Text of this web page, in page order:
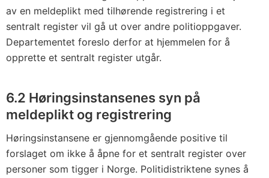
av en meldeplikt med tilhørende registrering i et
sentralt register vil gå ut over andre politioppgaver.
Departementet foreslo derfor at hjemmelen for å
opprette et sentralt register utgår.
6.2 Høringsinstansenes syn på
meldeplikt og registrering
Høringsinstansene er gjennomgående positive til
forslaget om ikke å åpne for et sentralt register over
personer som tigger i Norge. Politidistriktene synes å